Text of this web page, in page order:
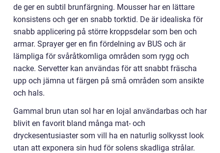
de ger en subtil brunfärgning. Mousser har en lättare
konsistens och ger en snabb torktid. De är idealiska för
snabb applicering på större kroppsdelar som ben och
armar. Sprayer ger en fin fördelning av BUS och är
lämpliga för svåråtkomliga områden som rygg och
nacke. Servetter kan användas för att snabbt fräscha
upp och jämna ut färgen på små områden som ansikte
och hals.
Gammal brun utan sol har en lojal användarbas och har
blivit en favorit bland många mat- och
dryckesentusiaster som vill ha en naturlig solkysst look
utan att exponera sin hud för solens skadliga strålar.